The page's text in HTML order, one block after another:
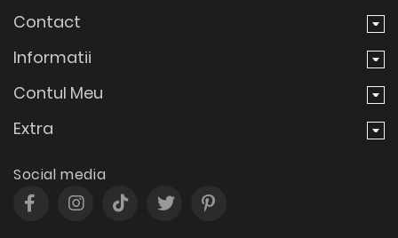
Contact
Informatii
Contul Meu
Extra
Social media